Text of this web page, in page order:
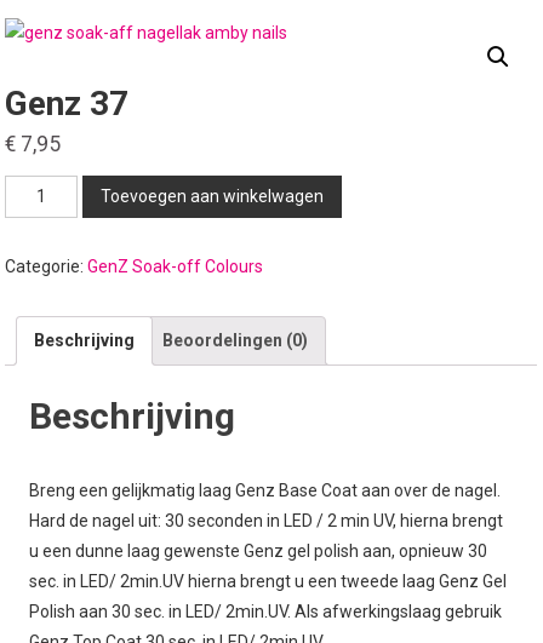
Genz 37
€ 7,95
Genz
37
Toevoegen aan winkelwagen
Categorie:GenZ Soak-off Colours
Beschrijving Beoordelingen (0)
Beschrijving
Breng een gelijkmatig laag Genz Base Coat aan over de nagel.
Hard de nagel uit: 30 seconden in LED / 2 min UV, hierna brengt
u een dunne laag gewenste Genz gel polish aan, opnieuw 30
sec. in LED/ 2min.UV hierna brengt u een tweede laag Genz Gel
Polish aan 30 sec. in LED/ 2min.UV. Als afwerkingslaag gebruik